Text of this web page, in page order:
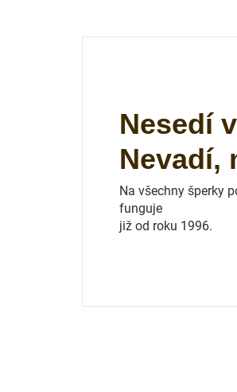
Nesedí
Nevadí,
Na všechny šperky
funguje
již od roku 1996.